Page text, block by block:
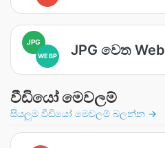
JPG
WEBP JPG වෙත
වීඩියෝ මෙවලම්
සියලුම වීඩියෝ මෙවලම් බලන්න →